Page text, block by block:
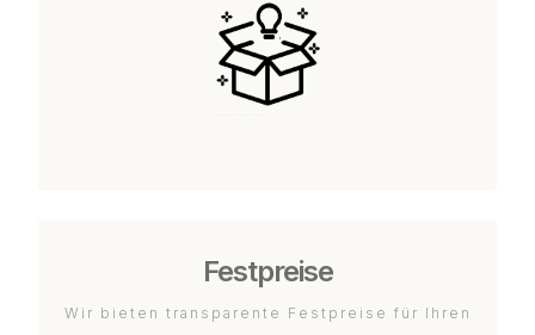
Festpreise
Wir bieten transparente Festpreise für Ihren